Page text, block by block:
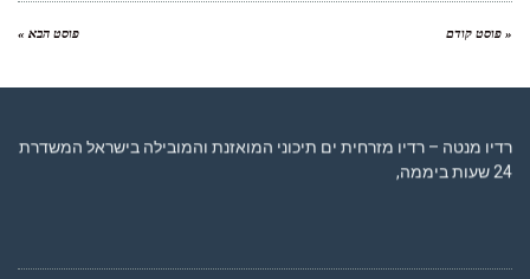
« פוסט קודם פוסט הבא »
רדיו מנטה – רדיו מזרחית ים תיכוני המואזנת והמובילה בישראל המשדרת
24 שעות ביממה,